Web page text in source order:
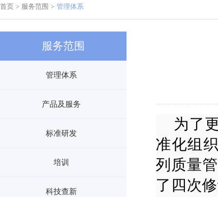
首页 > 服务范围 > 管理体系
服务范围
管理体系
产品及服务
标准研发
培训
科技查新
为了
准化组
列质量
了四次